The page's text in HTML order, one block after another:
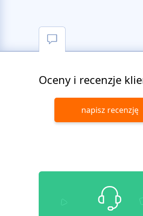
Oceny i recenzje
napisz recenzję